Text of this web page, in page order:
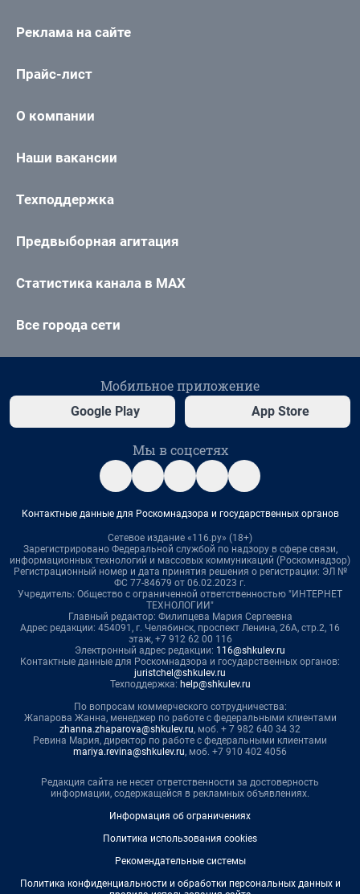
Реклама на сайте
Прайс-лист
О компании
Наши вакансии
Техподдержка
Предвыборная агитация
Статистика канала в MAX
Все города сети
Мобильное приложение
Google Play App Store
Мы в соцсетях
Контактные данные для Роскомнадзора и государственных органов
Сетевое издание «116.ру» (18+)
Зарегистрировано Федеральной службой по надзору в сфере связи,
информационных технологий и массовых коммуникаций (Роскомнадзор)
Регистрационный номер и дата принятия решения о регистрации: ЭЛ №
ФС 77-84679 от 06.02.2023 г.
Учредитель: Общество с ограниченной ответственностью "ИНТЕРНЕТ
ТЕХНОЛОГИИ"
Главный редактор: Филипцева Мария Сергеевна
Адрес редакции: 454091, г. Челябинск, проспект Ленина, 26А, стр.2, 16
этаж, +7 912 62 00 116
Электронный адрес редакции: 116@shkulev.ru
Контактные данные для Роскомнадзора и государственных органов:
juristchel@shkulev.ru
Техподдержка: help@shkulev.ru
По вопросам коммерческого сотрудничества:
Жапарова Жанна, менеджер по работе с федеральными клиентами
zhanna.zhaparova@shkulev.ru, моб. + 7 982 640 34 32
Ревина Мария, директор по работе с федеральными клиентами
mariya.revina@shkulev.ru, моб. +7 910 402 4056
Редакция сайта не несет ответственности за достоверность
информации, содержащейся в рекламных объявлениях.
Информация об ограничениях
Политика использования cookies
Рекомендательные системы
Политика конфиденциальности и обработки персональных данных и